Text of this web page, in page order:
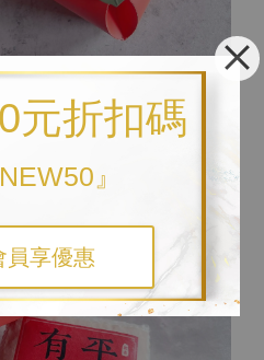
元折扣碼
』
員享優惠